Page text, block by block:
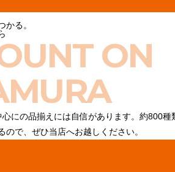
かる。
ON
にの品揃えには自信があります。約800
ので、ぜひ当店へお越しください。